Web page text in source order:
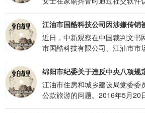
江油市国酷科技公司因涉嫌传销
近日，中新观察在中国裁判文书
市国酷科技有限公司、江油市
绵阳市纪委关于违反中央八项规
江油市住房和城乡建设局党委委
公款旅游的问题。2016年5月